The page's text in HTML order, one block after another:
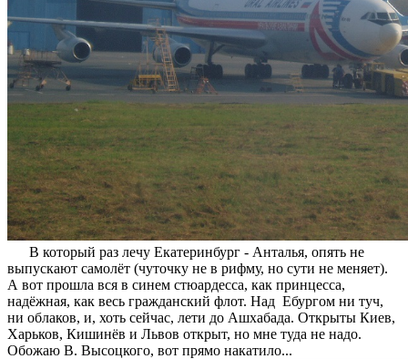
В который раз лечу Екатеринбург - Анталья, опять не
выпускают самолёт (чуточку не в рифму, но сути не меняет).
А вот прошла вся в синем стюардесса, как принцесса,
надёжная, как весь гражданский флот. Над Ебургом ни туч,
ни облаков, и, хоть сейчас, лети до Ашхабада. Открыты Киев,
Харьков, Кишинёв и Львов открыт, но мне туда не надо.
Обожаю В. Высоцкого, вот прямо накатило...